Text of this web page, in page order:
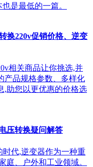
是最低的一篇。
换220v促销价格、逆变
相关商品让你挑选,并
产品规格参数、多样化
,助您以更优惠的价格选
压转换疑问解答
时代,逆变器作为一种重
庭、户外和工业领域。